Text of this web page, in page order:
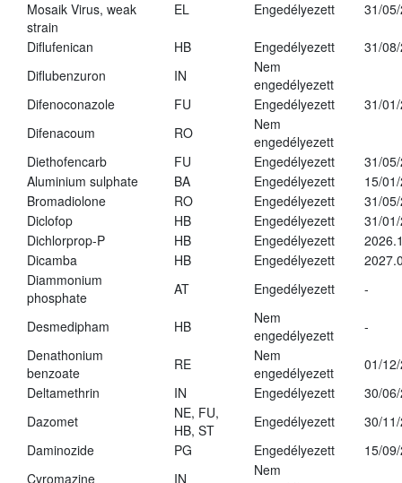
Mosaik Virus, weak
strain
EL Engedélyezett 31/
Diflufenican HB Engedélyezett
31/
Diflubenzuron
IN
Nem
engedélyezett
Difenoconazole
FU Engedélyezett
31/
Difenacoum
RO
Nem
engedélyezett
Diethofencarb
FU Engedélyezett
31/
Aluminium sulphate
BA Engedélyezett
15/
Bromadiolone
RO Engedélyezett
31/
Diclofop
HB Engedélyezett
31/
Dichlorprop-P
HB Engedélyezett
Dicamba
HB Engedélyezett
Diammonium
phosphate
AT Engedélyezett -
Desmedipham HB
Nem
engedélyezett
-
Denathonium
benzoate
RE
Nem
engedélyezett
01/
Deltamethrin
IN Engedélyezett
30/
Dazomet
NE, FU,
HB, ST
Engedélyezett
30/
Daminozide
PG Engedélyezett
15/
Cyromazine
IN
Nem